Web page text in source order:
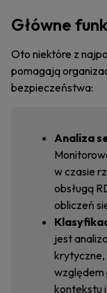
Główne
Oto niektóre z
pomagają
bezpieczeństwa:
Analiza
w czasie
obsługą
obliczeń
jest
krytyczne,
względem
kontekstu